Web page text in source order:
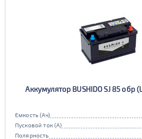
Аккумулятор BUSHIDO SJ 85 обр
Емкость (Ач)
Пусковой ток (А)
Полярность